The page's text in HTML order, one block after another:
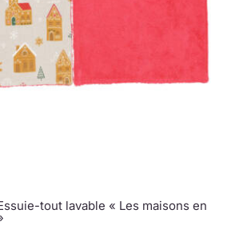
tout lavable « Les maisons en